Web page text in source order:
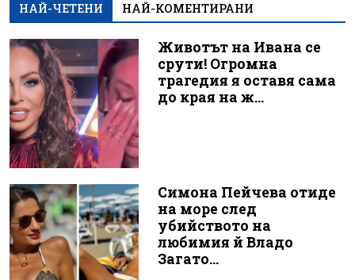
НАЙ-ЧЕТЕНИ НАЙ-КОМЕНТИРАНИ
Животът на Ивана се
срути! Огромна
трагедия я оставя сама
до края на ж...
Симона Пейчева отиде
на море след
убийството на
любимия й Владо
Загато...